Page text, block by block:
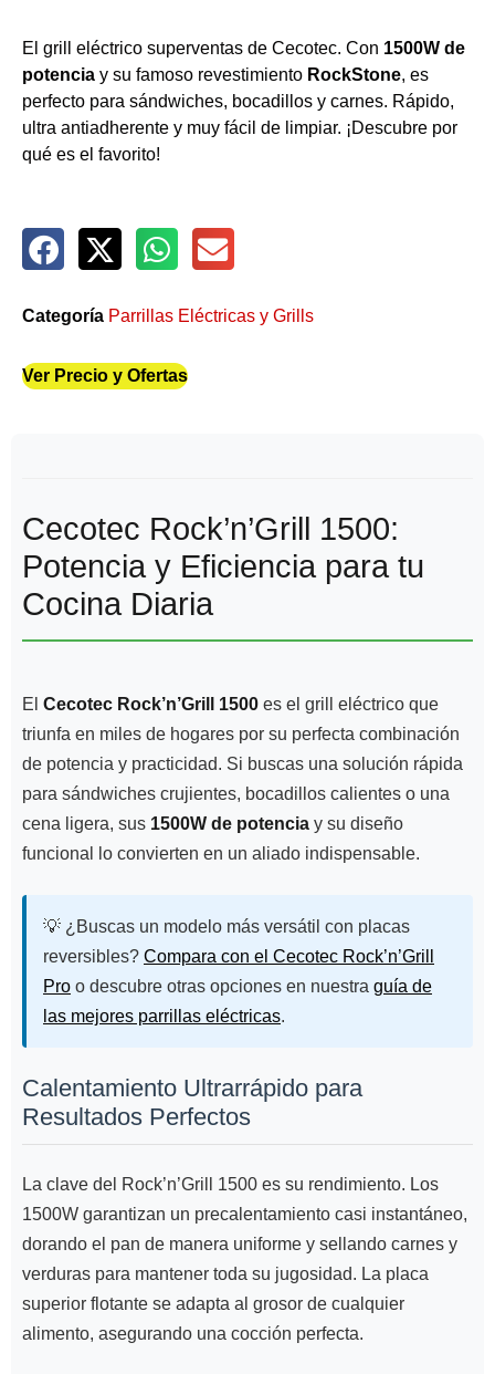
El grill eléctrico superventas de Cecotec. Con 1500W de
potencia y su famoso revestimiento RockStone, es
perfecto para sándwiches, bocadillos y carnes. Rápido,
ultra antiadherente y muy fácil de limpiar. ¡Descubre por
qué es el favorito!
Categoría Parrillas Eléctricas y Grills
Ver Precio y Ofertas
Cecotec Rock’n’Grill 1500:
Potencia y Eficiencia para tu
Cocina Diaria
El Cecotec Rock’n’Grill 1500 es el grill eléctrico que
triunfa en miles de hogares por su perfecta combinación
de potencia y practicidad. Si buscas una solución rápida
para sándwiches crujientes, bocadillos calientes o una
cena ligera, sus 1500W de potencia y su diseño
funcional lo convierten en un aliado indispensable.
💡 ¿Buscas un modelo más versátil con placas
reversibles? Compara con el Cecotec Rock’n’Grill
Pro o descubre otras opciones en nuestra guía de
las mejores parrillas eléctricas.
Calentamiento Ultrarrápido para
Resultados Perfectos
La clave del Rock’n’Grill 1500 es su rendimiento. Los
1500W garantizan un precalentamiento casi instantáneo,
dorando el pan de manera uniforme y sellando carnes y
verduras para mantener toda su jugosidad. La placa
superior flotante se adapta al grosor de cualquier
alimento, asegurando una cocción perfecta.